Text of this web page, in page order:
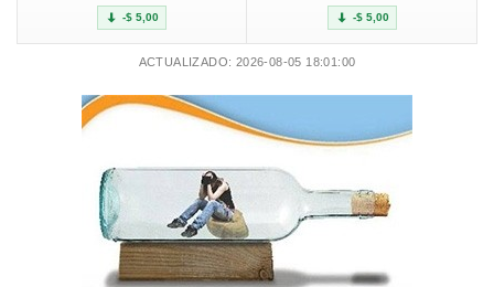
-$ 5,00 -$ 5,00
ACTUALIZADO: 2026-08-05 18:01:00